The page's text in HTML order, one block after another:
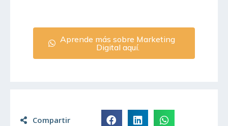
Aprende más sobre Marketing
Digital aquí.
Compartir